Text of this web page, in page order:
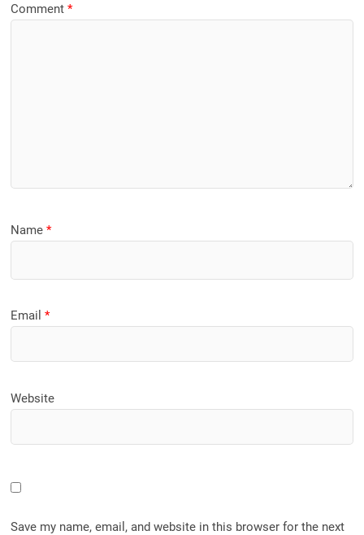
Comment*
Name*
Email*
Website
Save my name, email, and website in this browser for the next